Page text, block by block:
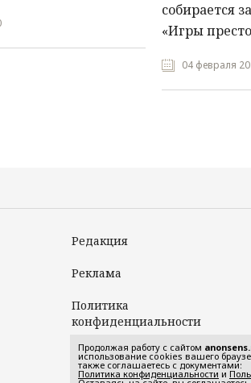
собирается
«Игры
04 февраля
Редакция
Реклама
Политика
конфиденциальности
Пользовательское
соглашение
Продолжая работу с сайтом
использование cookies вашего
также соглашаетесь с документами:
Политика конфиденциальности и